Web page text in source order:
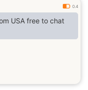
0.4
USA free to chat